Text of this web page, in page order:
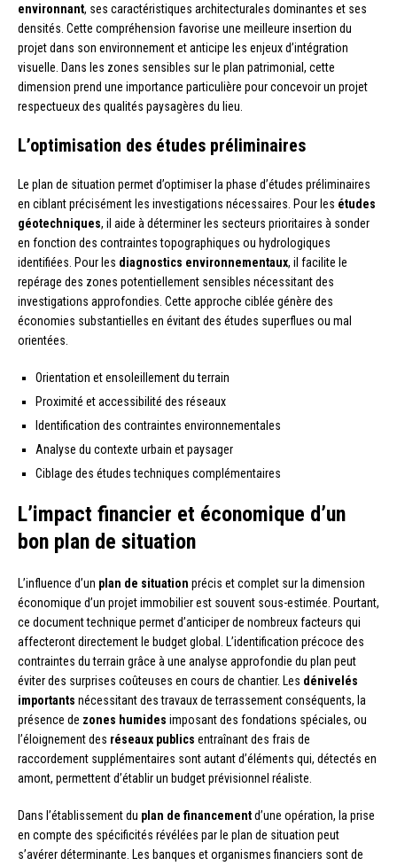
environnant, ses caractéristiques architecturales dominantes et ses
densités. Cette compréhension favorise une meilleure insertion du
projet dans son environnement et anticipe les enjeux d’intégration
visuelle. Dans les zones sensibles sur le plan patrimonial, cette
dimension prend une importance particulière pour concevoir un projet
respectueux des qualités paysagères du lieu.
L’optimisation des études préliminaires
Le plan de situation permet d’optimiser la phase d’études préliminaires
en ciblant précisément les investigations nécessaires. Pour les études
géotechniques, il aide à déterminer les secteurs prioritaires à sonder
en fonction des contraintes topographiques ou hydrologiques
identifiées. Pour les diagnostics environnementaux, il facilite le
repérage des zones potentiellement sensibles nécessitant des
investigations approfondies. Cette approche ciblée génère des
économies substantielles en évitant des études superflues ou mal
orientées.
Orientation et ensoleillement du terrain
Proximité et accessibilité des réseaux
Identification des contraintes environnementales
Analyse du contexte urbain et paysager
Ciblage des études techniques complémentaires
L’impact financier et économique d’un
bon plan de situation
L’influence d’un plan de situation précis et complet sur la dimension
économique d’un projet immobilier est souvent sous-estimée. Pourtant,
ce document technique permet d’anticiper de nombreux facteurs qui
affecteront directement le budget global. L’identification précoce des
contraintes du terrain grâce à une analyse approfondie du plan peut
éviter des surprises coûteuses en cours de chantier. Les dénivelés
importants nécessitant des travaux de terrassement conséquents, la
présence de zones humides imposant des fondations spéciales, ou
l’éloignement des réseaux publics entraînant des frais de
raccordement supplémentaires sont autant d’éléments qui, détectés en
amont, permettent d’établir un budget prévisionnel réaliste.
Dans l’établissement du plan de financementd’une opération, la prise
en compte des spécificités révélées par le plan de situation peut
s’avérer déterminante. Les banques et organismes financiers sont de